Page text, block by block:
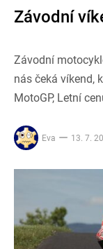
Závodní
Závodní
nás čeká víkend,
MotoGP, Letní
Eva 13. 7.